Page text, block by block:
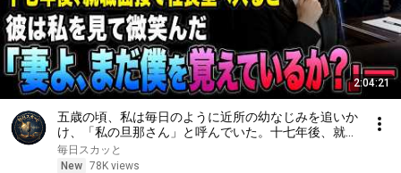
2:04:21
五歳の頃、私は毎日のように近所の幼なじみを追いか
け、「私の旦那さん」と呼んでいた。十七年後、就職
面接で社長室へ入ると、彼は私を見て微笑んだ。「妻
よ、まだ僕を覚えているか？」――
毎日スカッと
New 78K views